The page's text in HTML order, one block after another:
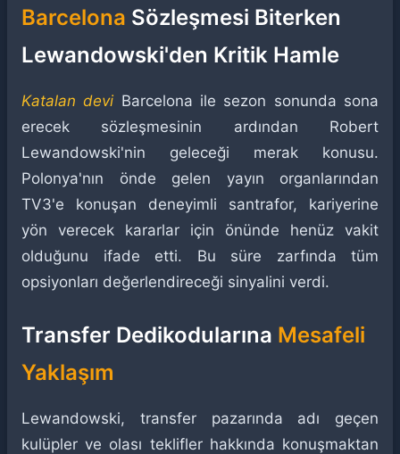
Barcelona Sözleşmesi Biterken
Lewandowski'den Kritik Hamle
Katalan devi Barcelona ile sezon sonunda sona
erecek sözleşmesinin ardından Robert
Lewandowski'nin geleceği merak konusu.
Polonya'nın önde gelen yayın organlarından
TV3'e konuşan deneyimli santrafor, kariyerine
yön verecek kararlar için önünde henüz vakit
olduğunu ifade etti. Bu süre zarfında tüm
opsiyonları değerlendireceği sinyalini verdi.
Transfer Dedikodularına Mesafeli
Yaklaşım
Lewandowski, transfer pazarında adı geçen
kulüpler ve olası teklifler hakkında konuşmaktan